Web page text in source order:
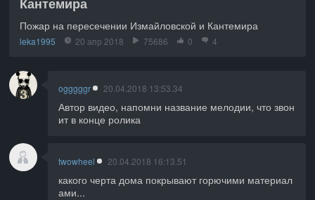
Пожар на пересечении Измайловской и Кантемира
leka1995 20 апр 2018 75686 0 4
ogggggr 20.04.2018 13:53.34
Автор видео, напомни название мелодии, что звон
ит в конце ролика
twowheel 20.04.2018 16:13.51
какого черта дома покрывают горючими материал
ами...